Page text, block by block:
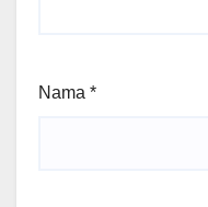
Nama *